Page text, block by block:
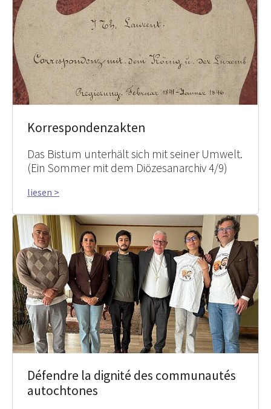
Korrespondenzakten
Das Bistum unterhält sich mit seiner Umwelt.
(Ein Sommer mit dem Diözesanarchiv 4/9)
liesen >
Défendre la dignité des communautés
autochtones